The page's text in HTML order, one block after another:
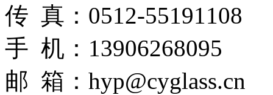
传 真：0512-55191108
手 机：13906268095
邮 箱：hyp@cyglass.cn